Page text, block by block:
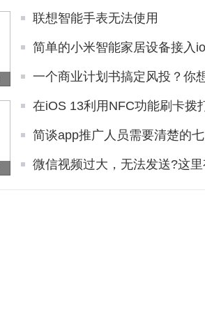
联想智能手表无法使用
简单的小米智能家居设备接入
一个商业计划书搞定风投？你
在iOS 13利用NFC功能刷卡拨
简谈app推广人员需要清楚的
微信视频过大，无法发送?这